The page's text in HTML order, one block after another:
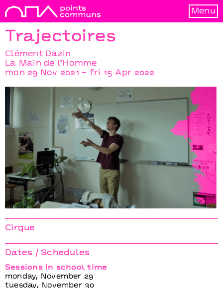
Menu
Trajectoires
Clément Dazin
La Main de l’Homme
mon 29 Nov 2021 – fri 15 Apr 2022
Trajectoires
Clément Dazin
Cirque
Dates / Schedules
Sessions in school time
monday, November 29
tuesday, November 30